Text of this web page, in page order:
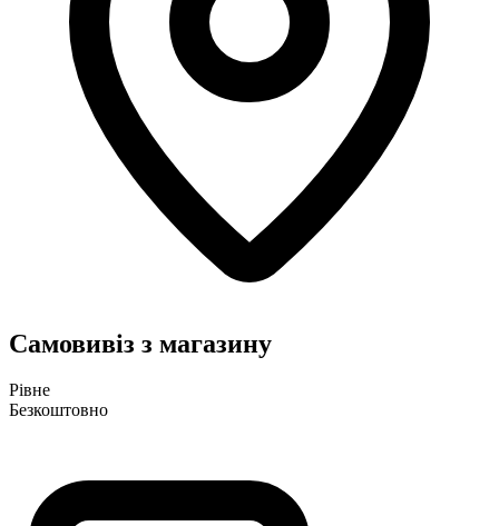
Самовивіз з магазину
Рівне
Безкоштовно